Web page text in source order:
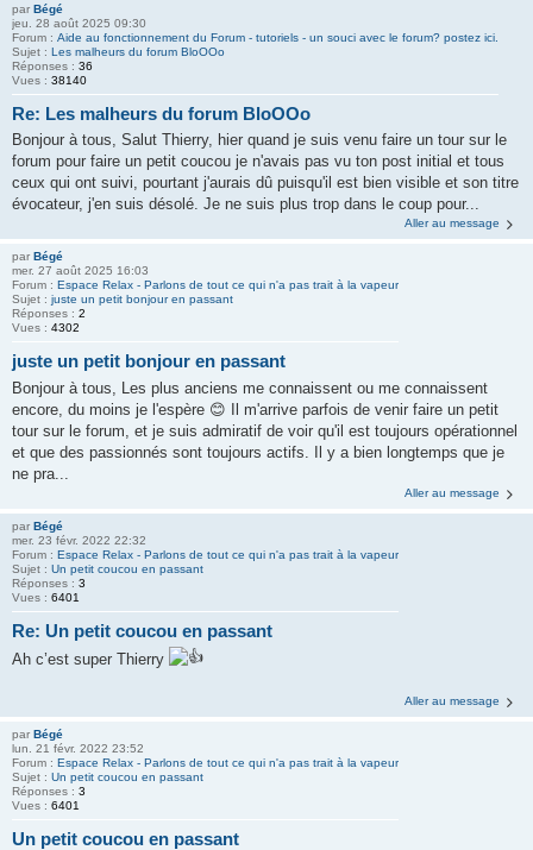
par Bégé
jeu. 28 août 2025 09:30
Forum : Aide au fonctionnement du Forum - tutoriels - un souci avec le forum? postez ici.
Sujet : Les malheurs du forum BloOOo
Réponses : 36
Vues : 38140
Re: Les malheurs du forum BloOOo
Bonjour à tous, Salut Thierry, hier quand je suis venu faire un tour sur le
forum pour faire un petit coucou je n'avais pas vu ton post initial et tous
ceux qui ont suivi, pourtant j'aurais dû puisqu'il est bien visible et son titre
évocateur, j'en suis désolé. Je ne suis plus trop dans le coup pour...
Aller au message
par Bégé
mer. 27 août 2025 16:03
Forum : Espace Relax - Parlons de tout ce qui n'a pas trait à la vapeur
Sujet : juste un petit bonjour en passant
Réponses : 2
Vues : 4302
juste un petit bonjour en passant
Bonjour à tous, Les plus anciens me connaissent ou me connaissent
encore, du moins je l'espère 😊 Il m'arrive parfois de venir faire un petit
tour sur le forum, et je suis admiratif de voir qu'il est toujours opérationnel
et que des passionnés sont toujours actifs. Il y a bien longtemps que je
ne pra...
Aller au message
par Bégé
mer. 23 févr. 2022 22:32
Forum : Espace Relax - Parlons de tout ce qui n'a pas trait à la vapeur
Sujet : Un petit coucou en passant
Réponses : 3
Vues : 6401
Re: Un petit coucou en passant
Ah c’est super Thierry
Aller au message
par Bégé
lun. 21 févr. 2022 23:52
Forum : Espace Relax - Parlons de tout ce qui n'a pas trait à la vapeur
Sujet : Un petit coucou en passant
Réponses : 3
Vues : 6401
Un petit coucou en passant